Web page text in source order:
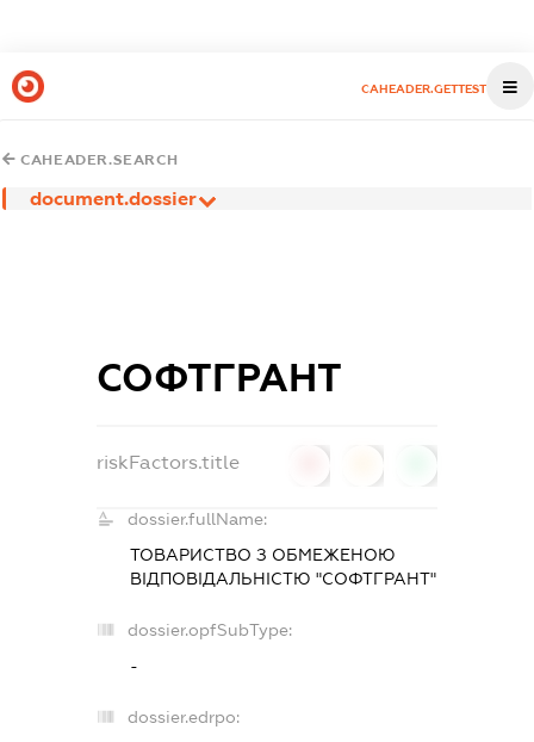
CAHEADER.GETTEST
CAHEADER.SEARCH
document.dossier
СОФТГРАНТ
riskFactors.title
dossier.fullName:
ТОВАРИСТВО З ОБМЕЖЕНОЮ
ВІДПОВІДАЛЬНІСТЮ "СОФТГРАНТ"
dossier.opfSubType:
-
dossier.edrpo: